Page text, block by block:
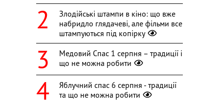
Злодійські штампи в кіно: що вже
набридло глядачеві, але фільми все
штампуються під копірку
Медовий Спас 1 серпня – традиції і
що не можна робити
Яблучний спас 6 серпня - традиції
та що не можна робити